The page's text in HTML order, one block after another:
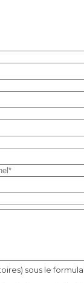
sous le